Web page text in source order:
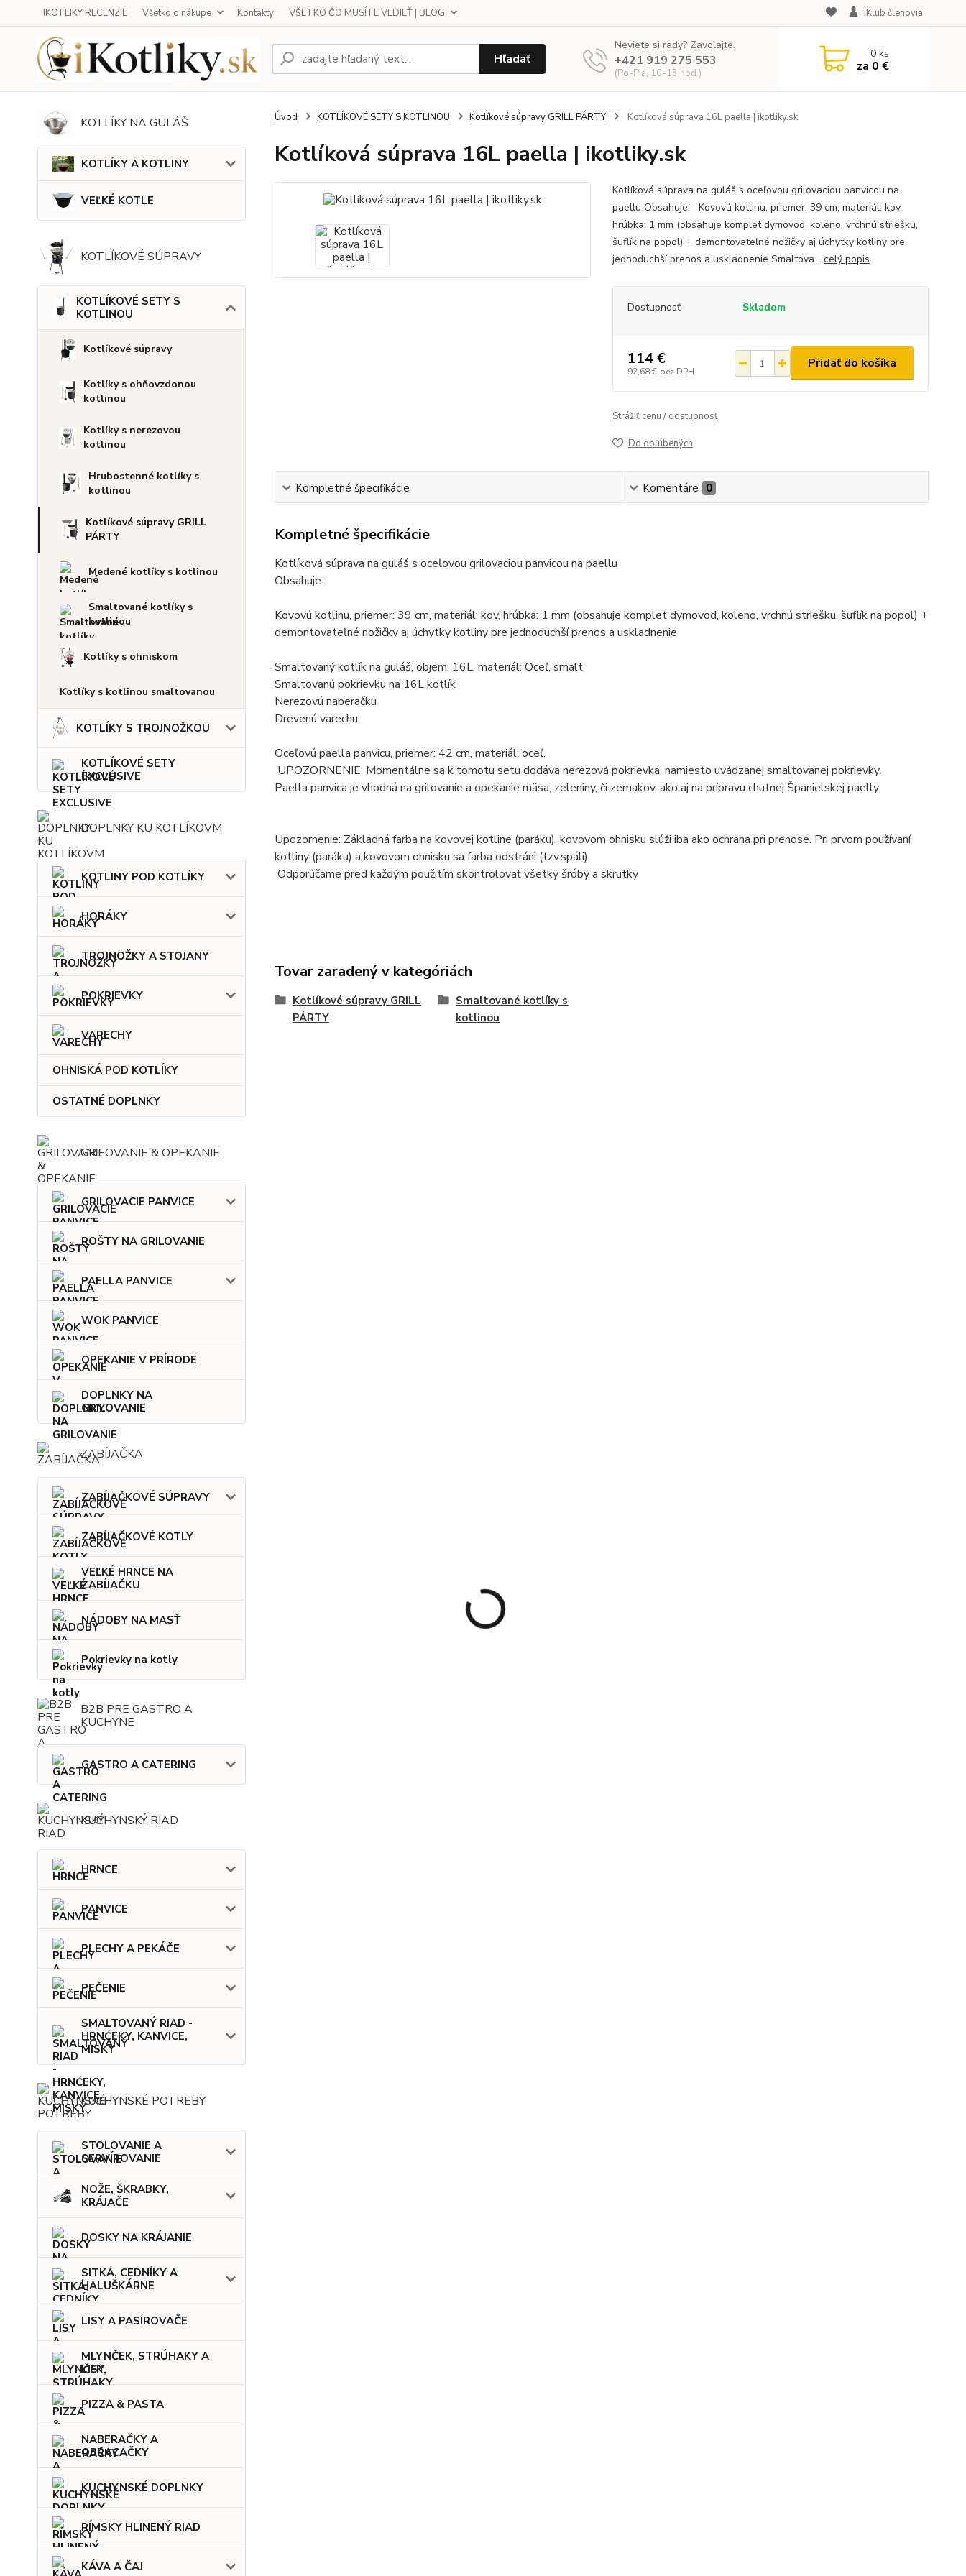
IKOTLIKY RECENZIE Všetko o nákupe Kontakty VŠETKO ČO MUSÍTE VEDIEŤ | BLOG iKlub členovia
Hľadať
Neviete si rady? Zavolajte.
+421 919 275 553
(Po-Pia, 10-13 hod.)
0ks
za 0 €
KOTLÍKY NA GULÁŠ
KOTLÍKY A KOTLINY
VEĽKÉ KOTLE
KOTLÍKOVÉ SÚPRAVY
KOTLÍKOVÉ SETY S
KOTLINOU
Kotlíkové súpravy
Kotlíky s ohňovzdonou
kotlinou
Kotlíky s nerezovou
kotlinou
Hrubostenné kotlíky s
kotlinou
Kotlíkové súpravy GRILL
PÁRTY
Medené kotlíky s kotlinou
Smaltované kotlíky s
kotlinou
Kotlíky s ohniskom
Kotlíky s kotlinou smaltovanou
KOTLÍKY S TROJNOŽKOU
KOTLÍKOVÉ SETY
EXCLUSIVE
DOPLNKY KU KOTLÍKOVM
KOTLINY POD KOTLÍKY
HORÁKY
TROJNOŽKY A STOJANY
POKRIEVKY
VARECHY
OHNISKÁ POD KOTLÍKY
OSTATNÉ DOPLNKY
GRILOVANIE & OPEKANIE
GRILOVACIE PANVICE
ROŠTY NA GRILOVANIE
PAELLA PANVICE
WOK PANVICE
OPEKANIE V PRÍRODE
DOPLNKY NA
GRILOVANIE
ZABÍJAČKA
ZABÍJAČKOVÉ SÚPRAVY
ZABÍJAČKOVÉ KOTLY
VEĽKÉ HRNCE NA
ZABÍJAČKU
NÁDOBY NA MASŤ
Pokrievky na kotly
B2B PRE GASTRO A
KUCHYNE
GASTRO A CATERING
KUCHYNSKÝ RIAD
HRNCE
PANVICE
PLECHY A PEKÁČE
PEČENIE
SMALTOVANÝ RIAD -
HRNĆEKY, KANVICE,
MISKY
KUCHYNSKÉ POTREBY
STOLOVANIE A
SERVÍROVANIE
NOŽE, ŠKRABKY,
KRÁJAČE
DOSKY NA KRÁJANIE
SITKÁ, CEDNÍKY A
HALUŠKÁRNE
LISY A PASÍROVAČE
MLYNČEK, STRÚHAKY A
LISY
PIZZA & PASTA
NABERAČKY A
OBRACAČKY
KUCHYNSKÉ DOPLNKY
RÍMSKY HLINENÝ RIAD
KÁVA A ČAJ
Úvod KOTLÍKOVÉ SETY S KOTLINOU Kotlíkové súpravy GRILL PÁRTY Kotlíková súprava 16L paella | ikotliky.sk
Kotlíková súprava 16L paella | ikotliky.sk
Kotlíková súprava na guláš s oceľovou grilovaciou panvicou na
paellu Obsahuje: Kovovú kotlinu, priemer: 39 cm, materiál: kov,
hrúbka: 1 mm (obsahuje komplet dymovod, koleno, vrchnú striešku,
šuflík na popol) + demontovateľné nožičky aj úchytky kotliny pre
jednoduchší prenos a uskladnenie Smaltova... celý popis
Dostupnosť Skladom
114 €
92,68 € bez DPH
Pridať do košíka
Strážiť cenu / dostupnosť
Do obľúbených
Kompletné špecifikácie Komentáre 0
Kompletné špecifikácie
Kotlíková súprava na guláš s oceľovou grilovaciou panvicou na paellu
Obsahuje:
Kovovú kotlinu, priemer: 39 cm, materiál: kov, hrúbka: 1 mm (obsahuje komplet dymovod, koleno, vrchnú striešku, šuflík na popol) +
demontovateľné nožičky aj úchytky kotliny pre jednoduchší prenos a uskladnenie
Smaltovaný kotlík na guláš, objem: 16L, materiál: Oceľ, smalt
Smaltovanú pokrievku na 16L kotlík
Nerezovú naberačku
Drevenú varechu
Oceľovú paella panvicu, priemer: 42 cm, materiál: oceľ.
UPOZORNENIE: Momentálne sa k tomotu setu dodáva nerezová pokrievka, namiesto uvádzanej smaltovanej pokrievky.
Paella panvica je vhodná na grilovanie a opekanie mäsa, zeleniny, či zemakov, ako aj na prípravu chutnej Španielskej paelly
Upozornenie: Základná farba na kovovej kotline (paráku), kovovom ohnisku slúži iba ako ochrana pri prenose. Pri prvom používaní
kotliny (paráku) a kovovom ohnisku sa farba odstráni (tzv.spáli)
Odporúčame pred každým použitím skontrolovať všetky šróby a skrutky
Tovar zaradený v kategóriách
Kotlíkové súpravy GRILL
PÁRTY
Smaltované kotlíky s
kotlinou